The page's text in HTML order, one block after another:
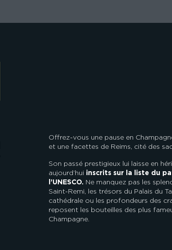
Offrez-vous une pause en
et une facettes de Reims, cité des
Son passé prestigieux lui laisse en
aujourd’hui inscrits sur la liste du
l’UNESCO. Ne manquez pas les
Saint-Remi, les trésors du Palais du
cathédrale ou les profondeurs des
reposent les bouteilles des plus
Champagne.